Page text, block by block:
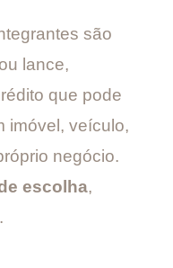
são
lance,
que pode
imóvel, veículo,
negócio.
escolha,